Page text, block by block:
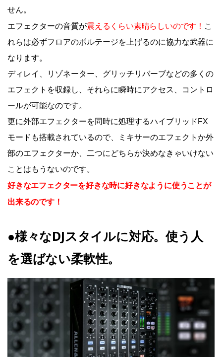
せん。
エフェクターの音質が震えるくらい素晴らしいのです！ こ
れらは必ずフロアのボルテージを上げるのに協力な武器に
なります。
ディレイ、リゾネーター、グリッチリバーブなどの多くの
エフェクトを収録し、それらに瞬時にアクセス、コントロ
ールが可能なのです。
更に外部エフェクターを同時に処理するハイブリッドFX
モードも搭載されているので、ミキサーのエフェクトか外
部のエフェクターか、二つにどちらか決めなきゃいけない
ことはもうないのです。
好きなエフェクターを好きな時に好きなように使うことが
出来るのです！
●様々なDJスタイルに対応。使う人
を選ばない柔軟性。